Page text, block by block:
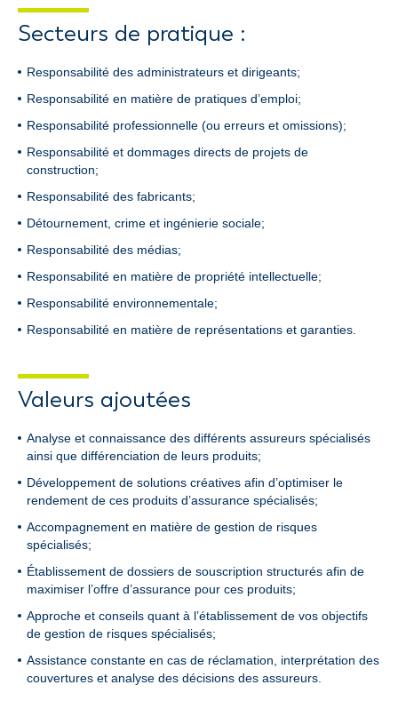
Secteurs de pratique :
Responsabilité des administrateurs et dirigeants;
Responsabilité en matière de pratiques d’emploi;
Responsabilité professionnelle (ou erreurs et omissions);
Responsabilité et dommages directs de projets de
construction;
Responsabilité des fabricants;
Détournement, crime et ingénierie sociale;
Responsabilité des médias;
Responsabilité en matière de propriété intellectuelle;
Responsabilité environnementale;
Responsabilité en matière de représentations et garanties.
Valeurs ajoutées
Analyse et connaissance des différents assureurs spécialisés
ainsi que différenciation de leurs produits;
Développement de solutions créatives afin d’optimiser le
rendement de ces produits d’assurance spécialisés;
Accompagnement en matière de gestion de risques
spécialisés;
Établissement de dossiers de souscription structurés afin de
maximiser l’offre d’assurance pour ces produits;
Approche et conseils quant à l’établissement de vos objectifs
de gestion de risques spécialisés;
Assistance constante en cas de réclamation, interprétation des
couvertures et analyse des décisions des assureurs.